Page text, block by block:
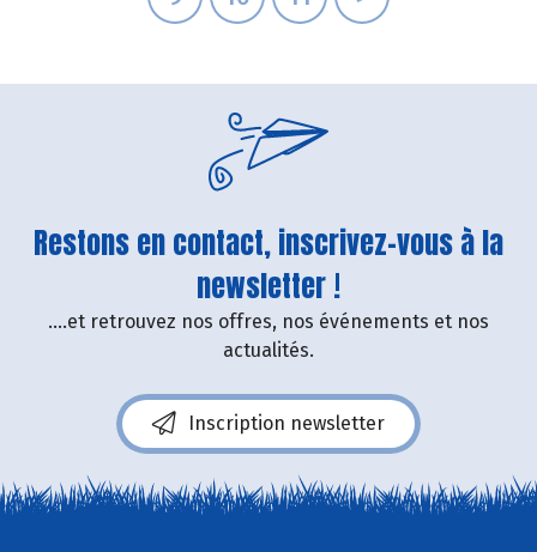
Restons en contact, inscrivez-vous à la
newsletter !
....et retrouvez nos offres, nos événements et nos
actualités.
Inscription newsletter